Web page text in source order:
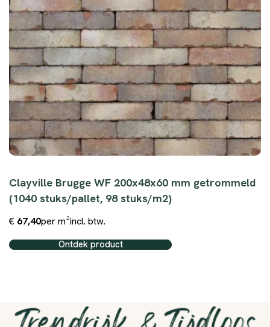
Clayville Brugge WF 200x48x60 mm getrommeld
(1040 stuks/pallet, 98 stuks/m2)
€ 67,40per m²incl. btw.
Ontdek product